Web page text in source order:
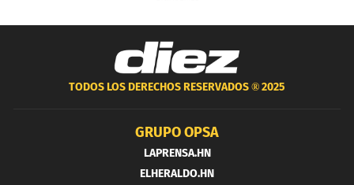
TODOS LOS DERECHOS RESERVADOS ®2025
GRUPO OPSA
LAPRENSA.HN
ELHERALDO.HN